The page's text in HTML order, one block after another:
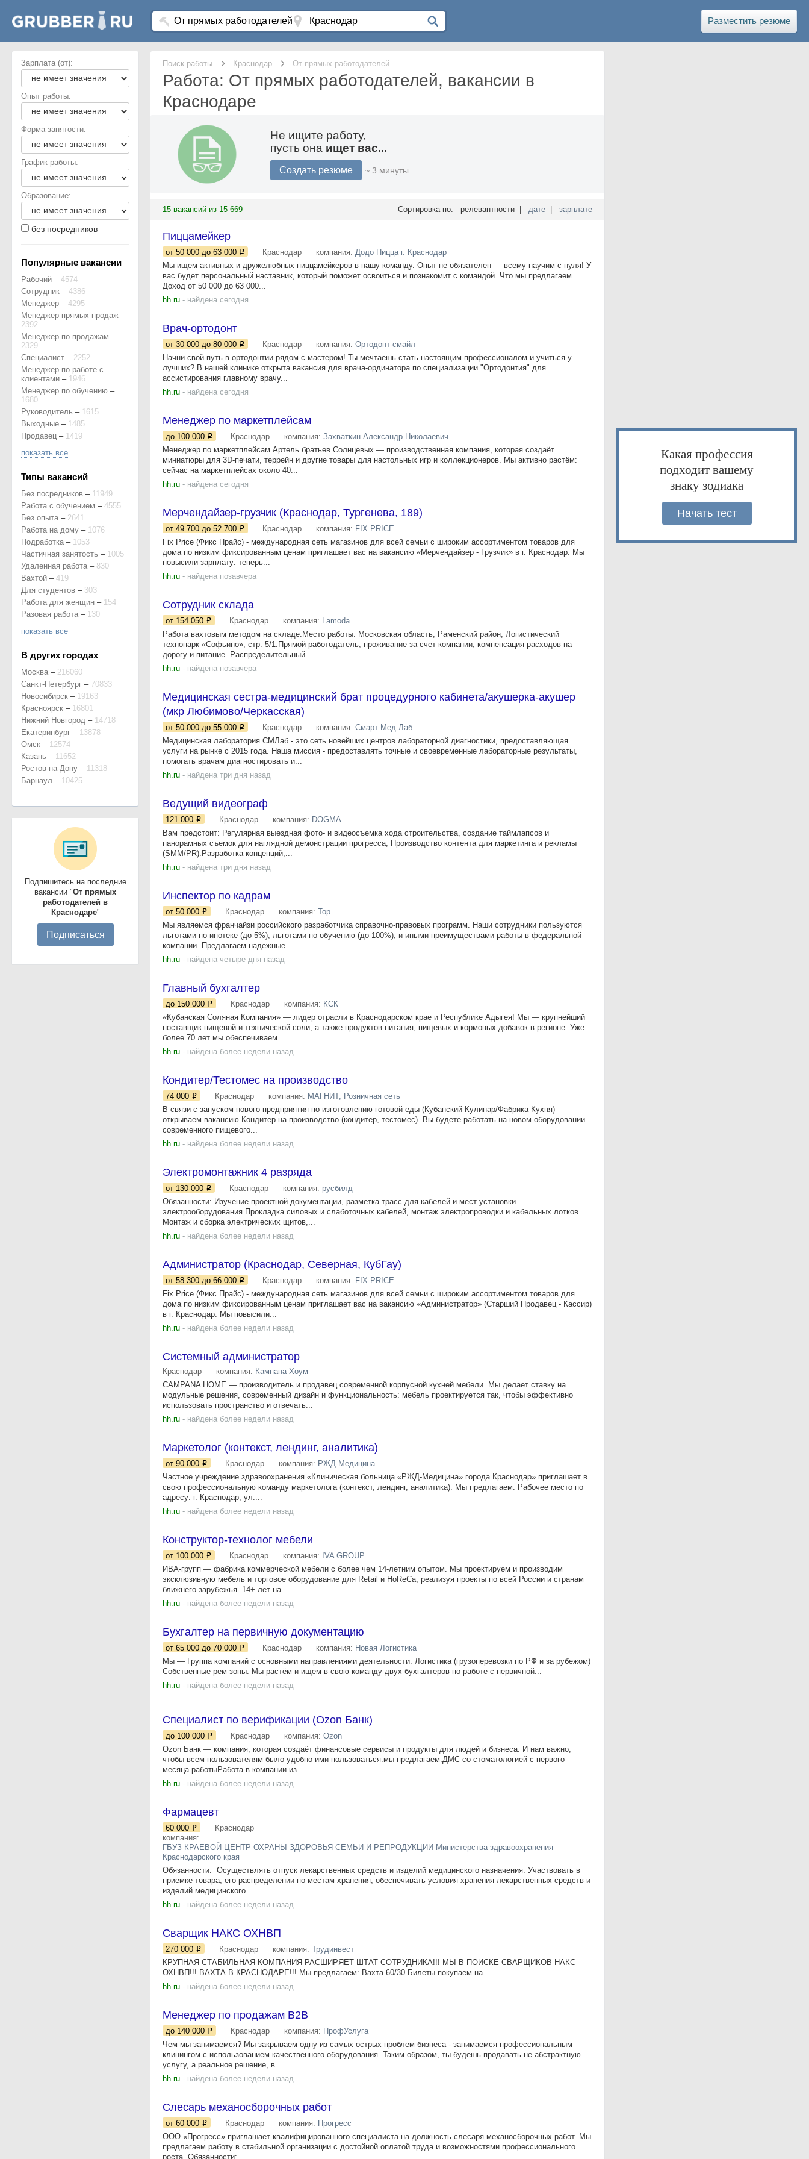
Разместить резюме
Поиск работы Краснодар От прямых работодателей
Работа: От прямых работодателей, вакансии в
Краснодаре
Не ищите работу,
пусть она ищет вас...
Создать резюме ~ 3 минуты
15 вакансий из 15 669 Сортировка по: релевантности | дате зарплате
Пиццамейкер
от 50 000 до 63 000 Краснодар компания: Додо Пицца г. Краснодар
Мы ищем активных и дружелюбных пиццамейкеров в нашу команду. Опыт не обязателен — всему научим с нуля! У
вас будет персональный наставник, который поможет освоиться и познакомит с командой. Что мы предлагаем
Доход от 50 000 до 63 000...
hh.ru - найдена сегодня
Врач-ортодонт
от 30 000 до 80 000 Краснодар компания: Ортодонт-смайл
Начни свой путь в ортодонтии рядом с мастером! Ты мечтаешь стать настоящим профессионалом и учиться у
лучших? В нашей клинике открыта вакансия для врача-ординатора по специализации "Ортодонтия" для
ассистирования главному врачу...
hh.ru - найдена сегодня
Менеджер по маркетплейсам
до 100 000 Краснодар компания: Захваткин Александр Николаевич
Менеджер по маркетплейсам Артель братьев Солнцевых — производственная компания, которая создаёт
миниатюры для 3D-печати, террейн и другие товары для настольных игр и коллекционеров. Мы активно растём:
сейчас на маркетплейсах около 40...
hh.ru - найдена сегодня
Мерчендайзер-грузчик (Краснодар, Тургенева, 189)
от 49 700 до 52 700 Краснодар компания: FIX PRICE
Fix Price (Фикс Прайс) - международная сеть магазинов для всей семьи с широким ассортиментом товаров для
дома по низким фиксированным ценам приглашает вас на вакансию «Мерчендайзер - Грузчик» в г. Краснодар. Мы
повысили зарплату: теперь...
hh.ru - найдена позавчера
Сотрудник склада
от 154 050 Краснодар компания: Lamoda
Работа вахтовым методом на складе.Место работы: Московская область, Раменский район, Логистический
технопарк «Софьино», стр. 5/1.Прямой работодатель, проживание за счет компании, компенсация расходов на
дорогу и питание. Распределительный...
hh.ru - найдена позавчера
Медицинская сестра-медицинский брат процедурного кабинета/акушерка-акушер
(мкр Любимово/Черкасская)
от 50 000 до 55 000 Краснодар компания: Смарт Мед Лаб
Медицинская лаборатория СМЛаб - это сеть новейших центров лабораторной диагностики, предоставляющая
услуги на рынке с 2015 года. Наша миссия - предоставлять точные и своевременные лабораторные результаты,
помогать врачам диагностировать и...
hh.ru - найдена три дня назад
Ведущий видеограф
121 000 Краснодар компания: DOGMA
Вам предстоит: Регулярная выездная фото- и видеосъемка хода строительства, создание таймлапсов и
панорамных съемок для наглядной демонстрации прогресса; Производство контента для маркетинга и рекламы
(SMM/PR):Разработка концепций,...
hh.ru - найдена три дня назад
Инспектор по кадрам
от 50 000 Краснодар компания: Тор
Мы являемся франчайзи российского разработчика справочно-правовых программ. Наши сотрудники пользуются
льготами по ипотеке (до 5%), льготами по обучению (до 100%), и иными преимуществами работы в федеральной
компании. Предлагаем надежные...
hh.ru - найдена четыре дня назад
Главный бухгалтер
до 150 000 Краснодар компания: КСК
«Кубанская Соляная Компания» — лидер отрасли в Краснодарском крае и Республике Адыгея! Мы — крупнейший
поставщик пищевой и технической соли, а также продуктов питания, пищевых и кормовых добавок в регионе. Уже
более 70 лет мы обеспечиваем...
hh.ru - найдена более недели назад
Кондитер/Тестомес на производство
74 000 Краснодар компания: МАГНИТ, Розничная сеть
В связи с запуском нового предприятия по изготовлению готовой еды (Кубанский Кулинар/Фабрика Кухня)
открываем вакансию Кондитер на производство (кондитер, тестомес). Вы будете работать на новом оборудовании
современного пищевого...
hh.ru - найдена более недели назад
Электромонтажник 4 разряда
от 130 000 Краснодар компания: русбилд
Обязанности: Изучение проектной документации, разметка трасс для кабелей и мест установки
электрооборудования Прокладка силовых и слаботочных кабелей, монтаж электропроводки и кабельных лотков
Монтаж и сборка электрических щитов,...
hh.ru - найдена более недели назад
Администратор (Краснодар, Северная, КубГау)
от 58 300 до 66 000 Краснодар компания: FIX PRICE
Fix Price (Фикс Прайс) - международная сеть магазинов для всей семьи с широким ассортиментом товаров для
дома по низким фиксированным ценам приглашает вас на вакансию «Администратор» (Старший Продавец - Кассир)
в г. Краснодар. Мы повысили...
hh.ru - найдена более недели назад
Системный администратор
Краснодар компания: Кампана Хоум
CAMPANA HOME — производитель и продавец современной корпусной кухней мебели. Мы делает ставку на
модульные решения, современный дизайн и функциональность: мебель проектируется так, чтобы эффективно
использовать пространство и отвечать...
hh.ru - найдена более недели назад
Маркетолог (контекст, лендинг, аналитика)
от 90 000 Краснодар компания: РЖД-Медицина
Частное учреждение здравоохранения «Клиническая больница «РЖД-Медицина» города Краснодар» приглашает в
свою профессиональную команду маркетолога (контекст, лендинг, аналитика). Мы предлагаем: Рабочее место по
адресу: г. Краснодар, ул....
hh.ru - найдена более недели назад
Конструктор-технолог мебели
от 100 000 Краснодар компания: IVA GROUP
ИВА-групп — фабрика коммерческой мебели с более чем 14-летним опытом. Мы проектируем и производим
эксклюзивную мебель и торговое оборудование для Retail и HoReCa, реализуя проекты по всей России и странам
ближнего зарубежья. 14+ лет на...
hh.ru - найдена более недели назад
Бухгалтер на первичную документацию
от 65 000 до 70 000 Краснодар компания: Новая Логистика
Мы — Группа компаний с основными направлениями деятельности: Логистика (грузоперевозки по РФ и за рубежом)
Собственные рем-зоны. Мы растём и ищем в свою команду двух бухгалтеров по работе с первичной...
hh.ru - найдена более недели назад
Специалист по верификации (Ozon Банк)
до 100 000 Краснодар компания: Ozon
Ozon Банк — компания, которая создаёт финансовые сервисы и продукты для людей и бизнеса. И нам важно,
чтобы всем пользователям было удобно ими пользоваться.мы предлагаем:ДМС со стоматологией с первого
месяца работыРабота в компании из...
hh.ru - найдена более недели назад
Фармацевт
60 000
Краснодар
компания:
ГБУЗ КРАЕВОЙ ЦЕНТР ОХРАНЫ ЗДОРОВЬЯ СЕМЬИ И РЕПРОДУКЦИИ Министерства здравоохранения
Краснодарского края
Обязанности: ​​​​​ Осуществлять отпуск лекарственных средств и изделий медицинского назначения. Участвовать в
приемке товара, его распределении по местам хранения, обеспечивать условия хранения лекарственных средств и
изделий медицинского...
hh.ru - найдена более недели назад
Сварщик НАКС ОХНВП
270 000 Краснодар компания: Трудинвест
КРУПНАЯ СТАБИЛЬНАЯ КОМПАНИЯ РАСШИРЯЕТ ШТАТ СОТРУДНИКА!!! МЫ В ПОИСКЕ СВАРЩИКОВ НАКС
ОХНВП!!! ВАХТА В КРАСНОДАРЕ!!! Мы предлагаем: Вахта 60/30 Билеты покупаем на...
hh.ru - найдена более недели назад
Менеджер по продажам B2B
до 140 000 Краснодар компания: ПрофУслуга
Чем мы занимаемся? Мы закрываем одну из самых острых проблем бизнеса - занимаемся профессиональным
клинингом с использованием качественного оборудования. Таким образом, ты будешь продавать не абстрактную
услугу, а реальное решение, в...
hh.ru - найдена более недели назад
Слесарь механосборочных работ
от 60 000 Краснодар компания: Прогресс
ООО «Прогресс» приглашает квалифицированного специалиста на должность слесаря механосборочных работ. Мы
предлагаем работу в стабильной организации с достойной оплатой труда и возможностями профессионального
роста. Обязанности: ...
Зарплата (от):
Опыт работы:
Форма занятости:
График работы:
Образование:
без посредников
Популярные вакансии
Рабочий – 4574
Сотрудник – 4386
Менеджер – 4295
Менеджер прямых продаж –
2392
Менеджер по продажам –
2329
Специалист – 2252
Менеджер по работе с
клиентами – 1946
Менеджер по обучению –
1680
Руководитель – 1615
Выходные – 1485
Продавец – 1419
показать все
Типы вакансий
Без посредников – 11949
Работа с обучением – 4555
Без опыта – 2641
Работа на дому – 1076
Подработка – 1053
Частичная занятость – 1005
Удаленная работа – 830
Вахтой – 419
Для студентов – 303
Работа для женщин – 154
Разовая работа – 130
показать все
В других городах
Москва – 216060
Санкт-Петербург – 70833
Новосибирск – 19163
Красноярск – 16801
Нижний Новгород – 14718
Екатеринбург – 13878
Омск – 12574
Казань – 11652
Ростов-на-Дону – 11318
Барнаул – 10425
Подпишитесь на последние
вакансии "От прямых
работодателей в
Краснодаре"
Подписаться
Какая профессия
подходит вашему
знаку зодиака
Начать тест